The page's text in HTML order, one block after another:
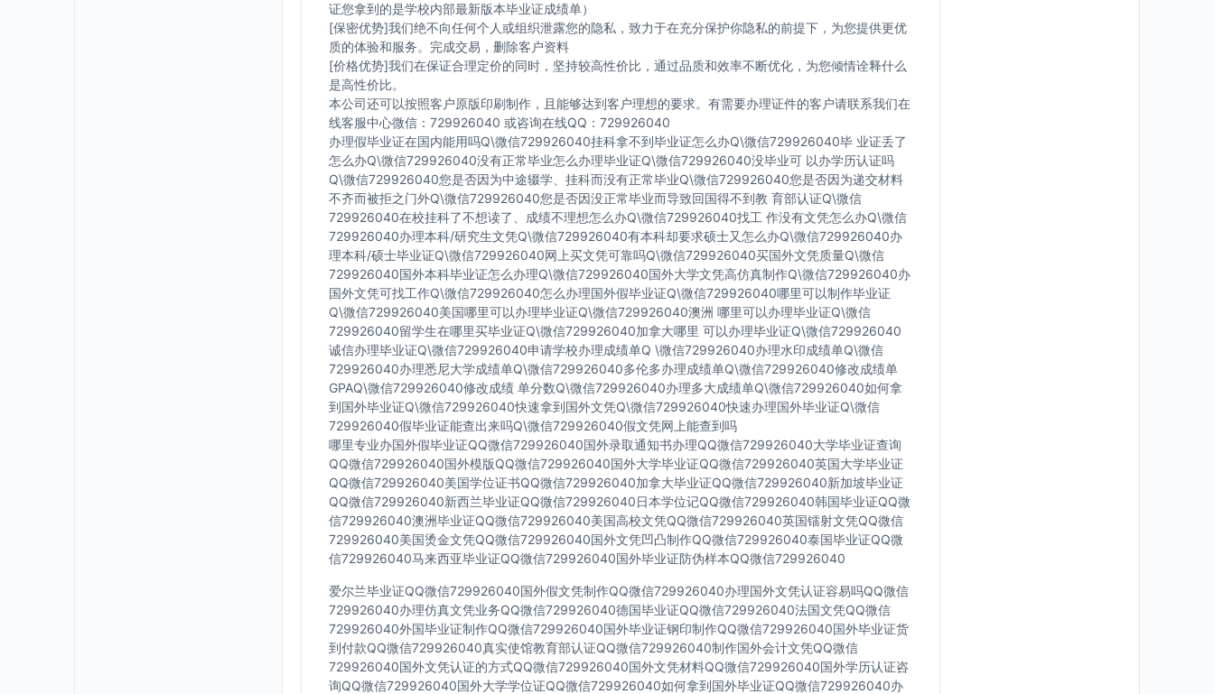
证您拿到的是学校内部最新版本毕业证成绩单）
[保密优势]我们绝不向任何个人或组织泄露您的隐私，致力于在充分保护你隐私的前提下，为您提供更优
质的体验和服务。完成交易，删除客户资料
[价格优势]我们在保证合理定价的同时，坚持较高性价比，通过品质和效率不断优化，为您倾情诠释什么
是高性价比。
本公司还可以按照客户原版印刷制作，且能够达到客户理想的要求。有需要办理证件的客户请联系我们在
线客服中心微信：729926040 或咨询在线QQ：729926040
办理假毕业证在国内能用吗Q\微信729926040挂科拿不到毕业证怎么办Q\微信729926040毕 业证丢了
怎么办Q\微信729926040没有正常毕业怎么办理毕业证Q\微信729926040没毕业可 以办学历认证吗
Q\微信729926040您是否因为中途辍学、挂科而没有正常毕业Q\微信729926040您是否因为递交材料
不齐而被拒之门外Q\微信729926040您是否因没正常毕业而导致回国得不到教 育部认证Q\微信
729926040在校挂科了不想读了、成绩不理想怎么办Q\微信729926040找工 作没有文凭怎么办Q\微信
729926040办理本科/研究生文凭Q\微信729926040有本科却要求硕士又怎么办Q\微信729926040办
理本科/硕士毕业证Q\微信729926040网上买文凭可靠吗Q\微信729926040买国外文凭质量Q\微信
729926040国外本科毕业证怎么办理Q\微信729926040国外大学文凭高仿真制作Q\微信729926040办
国外文凭可找工作Q\微信729926040怎么办理国外假毕业证Q\微信729926040哪里可以制作毕业证
Q\微信729926040美国哪里可以办理毕业证Q\微信729926040澳洲 哪里可以办理毕业证Q\微信
729926040留学生在哪里买毕业证Q\微信729926040加拿大哪里 可以办理毕业证Q\微信729926040
诚信办理毕业证Q\微信729926040申请学校办理成绩单Q \微信729926040办理水印成绩单Q\微信
729926040办理悉尼大学成绩单Q\微信729926040多伦多办理成绩单Q\微信729926040修改成绩单
GPAQ\微信729926040修改成绩 单分数Q\微信729926040办理多大成绩单Q\微信729926040如何拿
到国外毕业证Q\微信729926040快速拿到国外文凭Q\微信729926040快速办理国外毕业证Q\微信
729926040假毕业证能查出来吗Q\微信729926040假文凭网上能查到吗
哪里专业办国外假毕业证QQ微信729926040国外录取通知书办理QQ微信729926040大学毕业证查询
QQ微信729926040国外模版QQ微信729926040国外大学毕业证QQ微信729926040英国大学毕业证
QQ微信729926040美国学位证书QQ微信729926040加拿大毕业证QQ微信729926040新加坡毕业证
QQ微信729926040新西兰毕业证QQ微信729926040日本学位记QQ微信729926040韩国毕业证QQ微
信729926040澳洲毕业证QQ微信729926040美国高校文凭QQ微信729926040英国镭射文凭QQ微信
729926040美国烫金文凭QQ微信729926040国外文凭凹凸制作QQ微信729926040泰国毕业证QQ微
信729926040马来西亚毕业证QQ微信729926040国外毕业证防伪样本QQ微信729926040
爱尔兰毕业证QQ微信729926040国外假文凭制作QQ微信729926040办理国外文凭认证容易吗QQ微信
729926040办理仿真文凭业务QQ微信729926040德国毕业证QQ微信729926040法国文凭QQ微信
729926040外国毕业证制作QQ微信729926040国外毕业证钢印制作QQ微信729926040国外毕业证货
到付款QQ微信729926040真实使馆教育部认证QQ微信729926040制作国外会计文凭QQ微信
729926040国外文凭认证的方式QQ微信729926040国外文凭材料QQ微信729926040国外学历认证咨
询QQ微信729926040国外大学学位证QQ微信729926040如何拿到国外毕业证QQ微信729926040办